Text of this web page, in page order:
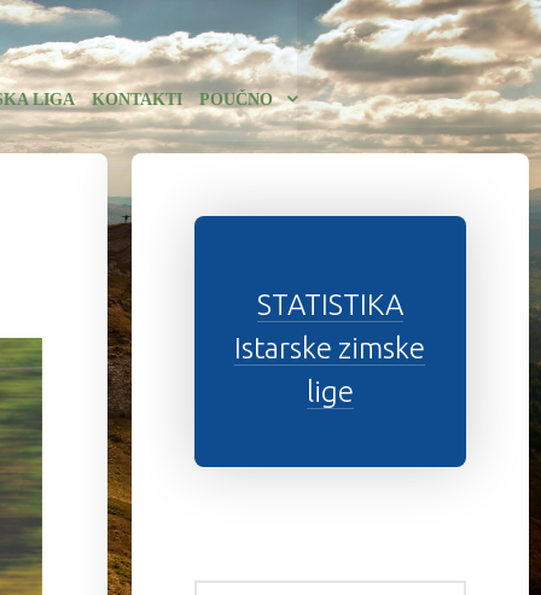
LIGA KONTAKTI POUČNO
STATISTIKA
Istarske zimske
lige